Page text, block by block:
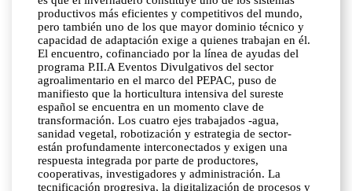
productivos más eficientes y competitivos del mundo,
pero también uno de los que mayor dominio técnico y
capacidad de adaptación exige a quienes trabajan en él.
El encuentro, cofinanciado por la línea de ayudas del
programa P.II.A Eventos Divulgativos del sector
agroalimentario en el marco del PEPAC, puso de
manifiesto que la horticultura intensiva del sureste
español se encuentra en un momento clave de
transformación. Los cuatro ejes trabajados -agua,
sanidad vegetal, robotización y estrategia de sector-
están profundamente interconectados y exigen una
respuesta integrada por parte de productores,
cooperativas, investigadores y administración. La
tecnificación progresiva, la digitalización de procesos y